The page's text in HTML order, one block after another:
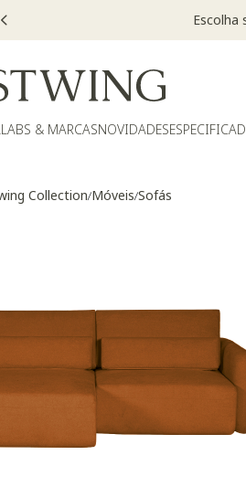
& MARCASNOVIDADES
Collection/Móveis/Sofás